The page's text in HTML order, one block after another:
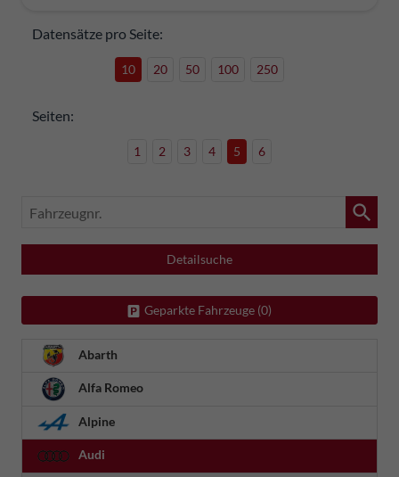
Datensätze pro Seite:
10 20 50 100 250
Seiten:
1 2 3 4 5 6
Fahrzeugnr.
Detailsuche
Geparkte Fahrzeuge (0)
Abarth
Alfa Romeo
Alpine
Audi